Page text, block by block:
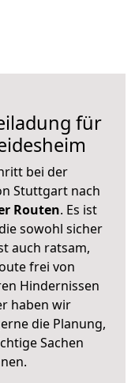
für
bei der
Stuttgart nach
Routen. Es ist
sowohl sicher
auch ratsam,
frei von
Hindernissen
haben wir
die Planung,
Sachen